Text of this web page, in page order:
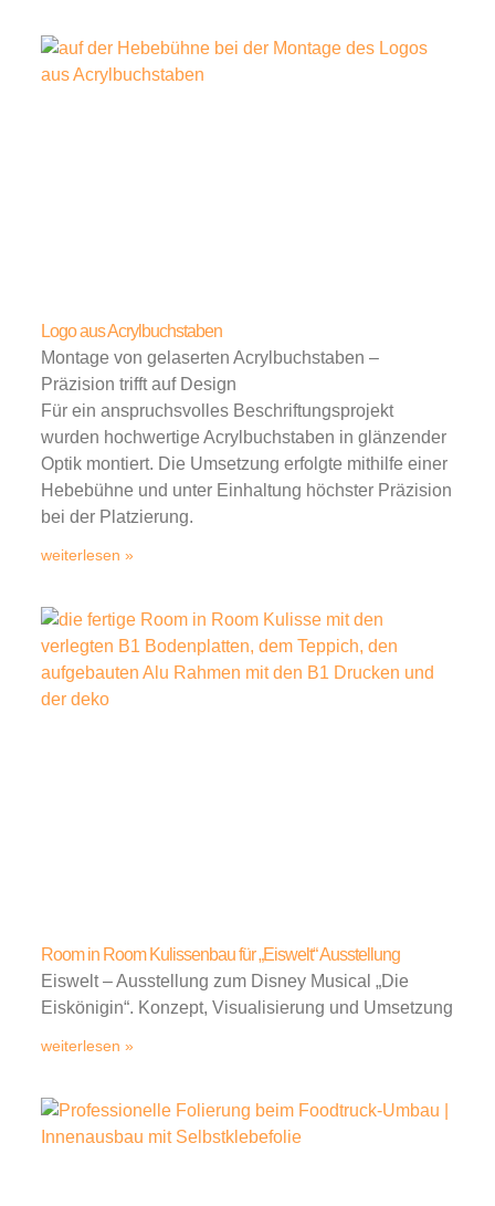
Logo aus Acrylbuchstaben
Montage von gelaserten Acrylbuchstaben –
Präzision trifft auf Design
Für ein anspruchsvolles Beschriftungsprojekt
wurden hochwertige Acrylbuchstaben in glänzender
Optik montiert. Die Umsetzung erfolgte mithilfe einer
Hebebühne und unter Einhaltung höchster Präzision
bei der Platzierung.
weiterlesen »
Room in Room Kulissenbau für „Eiswelt“ Ausstellung
Eiswelt – Ausstellung zum Disney Musical „Die
Eiskönigin“. Konzept, Visualisierung und Umsetzung
weiterlesen »